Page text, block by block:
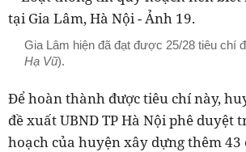
Gia Lâm hiện đã đạt được 25/28 tiêu chí
Hạ Vũ).
Để hoàn thành được tiêu chí này,
đề xuất UBND TP Hà Nội phê duyệt
hoạch của huyện xây dựng thêm 43